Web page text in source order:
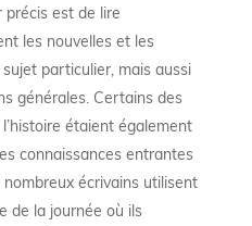
précis est de lire
les nouvelles et les
particulier, mais aussi
générales. Certains des
étaient également
connaissances entrantes
écrivains utilisent
de la journée où ils